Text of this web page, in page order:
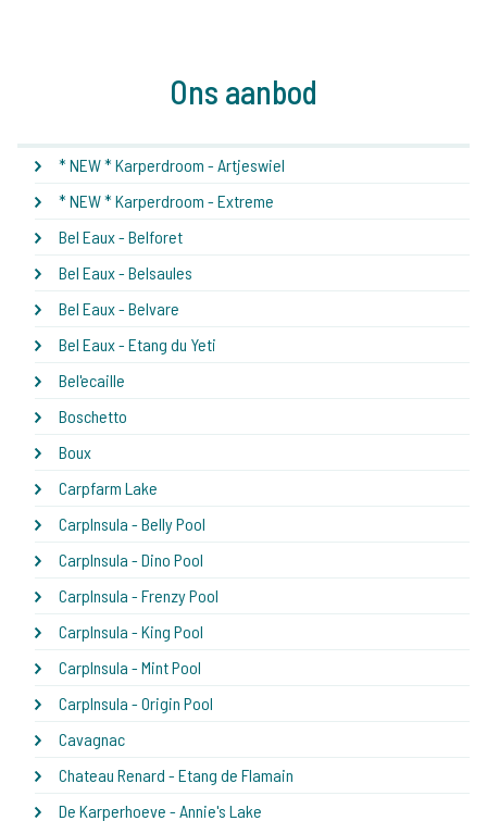
Ons aanbod
* NEW * Karperdroom - Artjeswiel
* NEW * Karperdroom - Extreme
Bel Eaux - Belforet
Bel Eaux - Belsaules
Bel Eaux - Belvare
Bel Eaux - Etang du Yeti
Bel'ecaille
Boschetto
Boux
Carpfarm Lake
CarpInsula - Belly Pool
CarpInsula - Dino Pool
CarpInsula - Frenzy Pool
CarpInsula - King Pool
CarpInsula - Mint Pool
CarpInsula - Origin Pool
Cavagnac
Chateau Renard - Etang de Flamain
De Karperhoeve - Annie's Lake